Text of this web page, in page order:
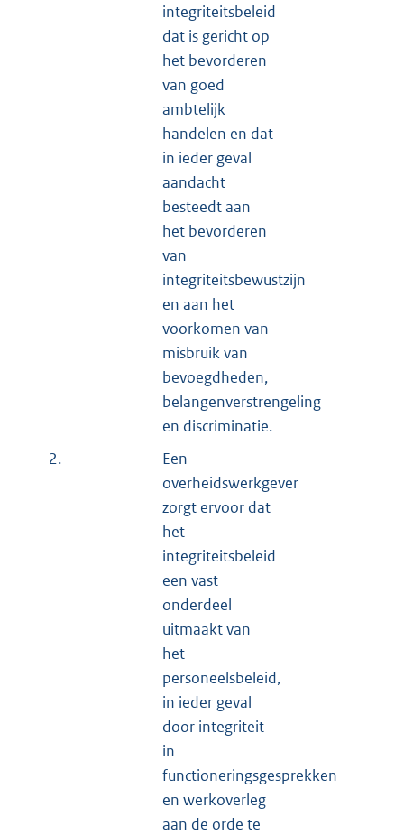
integriteitsbeleid
dat is gericht op
het bevorderen
van goed
ambtelijk
handelen en dat
in ieder geval
aandacht
besteedt aan
het bevorderen
van
integriteitsbewustzijn
en aan het
voorkomen van
misbruik van
bevoegdheden,
belangenverstrengeling
en discriminatie.
2.
Een
overheidswerkgever
zorgt ervoor dat
het
integriteitsbeleid
een vast
onderdeel
uitmaakt van
het
personeelsbeleid,
in ieder geval
door integriteit
in
functioneringsgesprekken
en werkoverleg
aan de orde te